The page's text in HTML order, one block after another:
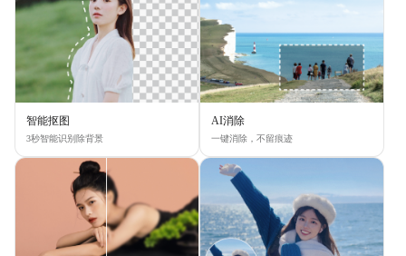
智能抠图
3秒智能识别除背景
AI消除
一键消除，不留痕迹